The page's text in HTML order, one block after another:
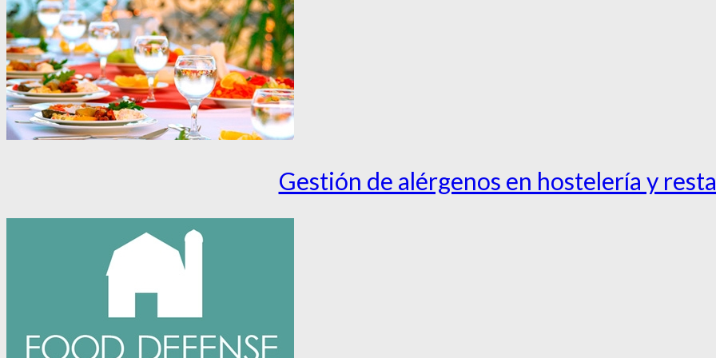
Gestión de alérgenos en hostelería y